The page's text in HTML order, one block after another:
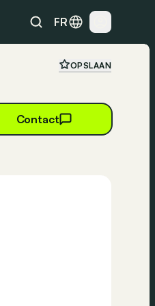
FR
OPSLAAN
Contact